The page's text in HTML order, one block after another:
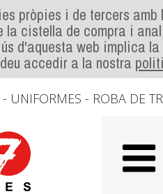
pròpies i de tercers
la cistella de compra i
d'aquesta web implica
accedir a la nostra
UNIFORMES - ROBA DE